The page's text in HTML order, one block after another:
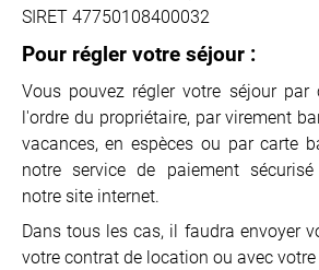
SIRET 47750108400032
Pour régler votre séjour :
Vous pouvez régler votre séjour par
l'ordre du propriétaire, par virement
vacances, en espèces ou par carte
notre service de paiement
notre site internet.
Dans tous les cas, il faudra envoyer
votre contrat de location ou avec votre